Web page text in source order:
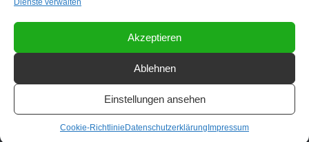
Dienste verwalten
Akzeptieren
Ablehnen
Einstellungen ansehen
Cookie-Richtlinie Datenschutzerklärung Impressum